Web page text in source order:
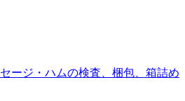
ージ・ハムの検査、梱包、箱詰め